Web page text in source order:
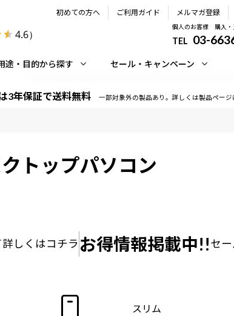
4.6）
初めての方へ ご利用ガイド メルマガ登録
個人のお客様 購入・
TEL 03-
途・目的から探す セール・キャンペーン
3年保証で送料無料 一部対象外の製品あり。詳しくは製品ページ
トップパソコン
詳しくはコチラ お得情報掲載中!!セ
スリム